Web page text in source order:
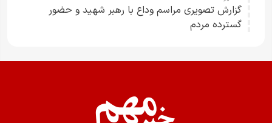
گزارش تصویری مراسم وداع با رهبر شهید و حضور
گسترده مردم